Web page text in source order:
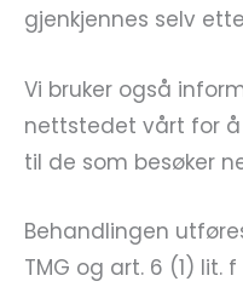
gjenkjennes selv
Vi bruker også
nettstedet vårt for
til de som besøker
Behandlingen
TMG og art. 6 (1) lit.